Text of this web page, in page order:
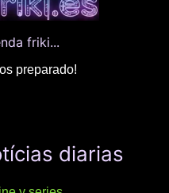
friki...
preparado!
diarias